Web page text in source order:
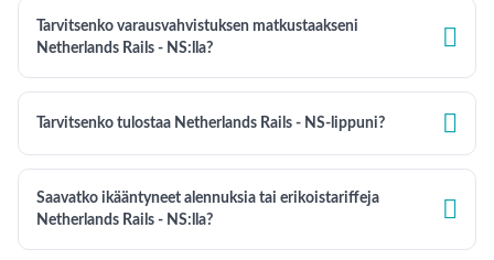
Tarvitsenko varausvahvistuksen matkustaakseni
Netherlands Rails - NS:lla?

Tarvitsenko tulostaa Netherlands Rails - NS-lippuni? 
Saavatko ikääntyneet alennuksia tai erikoistariffeja
Netherlands Rails - NS:lla?
